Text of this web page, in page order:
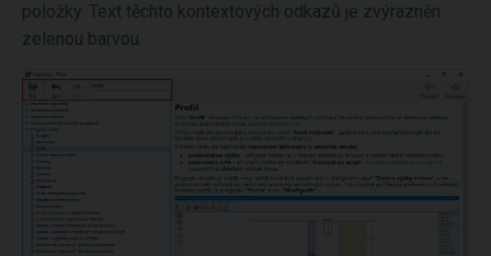
položky. Text těchto kontextových odkazů je zvýrazněn
zelenou barvou.